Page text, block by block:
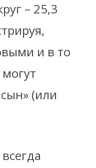
– 25,3
и в то
(или